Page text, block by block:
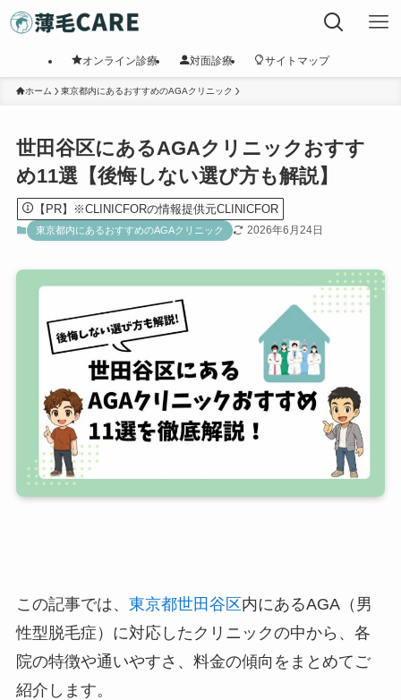
オンライン診療 対面診療 サイトマップ
ホーム 東京都内にあるおすすめのAGAクリニック
世田谷区にあるAGAクリニックおすす
め11選【後悔しない選び方も解説】
【PR】※CLINICFORの情報提供元CLINICFOR
東京都内にあるおすすめのAGAクリニック 2026年6月24日
この記事では、 東京都世田谷区内にあるAGA（男
性型脱毛症）に対応したクリニックの中から、各
院の特徴や通いやすさ、料金の傾向をまとめてご
紹介します。